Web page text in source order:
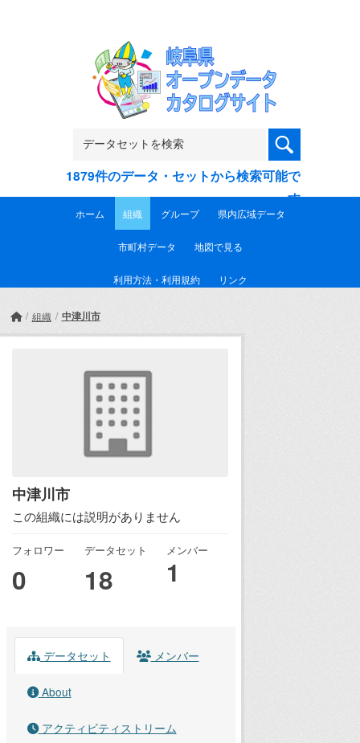
1879件のデータ・セットから検索可能で
す
ホーム 組織 グループ 県内広域データ
市町村データ 地図で見る
利用方法・利用規約 リンク
組織 中津川市
中津川市
この組織には説明がありません
フォロワー
0
データセット
18
メンバー
1
データセット メンバー
About
アクティビティストリーム